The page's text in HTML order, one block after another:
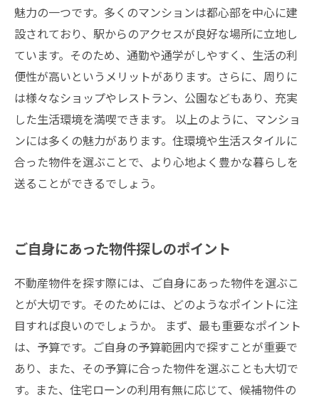
魅力の一つです。多くのマンションは都心部を中心に建
設されており、駅からのアクセスが良好な場所に立地し
ています。そのため、通勤や通学がしやすく、生活の利
便性が高いというメリットがあります。さらに、周りに
は様々なショップやレストラン、公園などもあり、充実
した生活環境を満喫できます。 以上のように、マンショ
ンには多くの魅力があります。住環境や生活スタイルに
合った物件を選ぶことで、より心地よく豊かな暮らしを
送ることができるでしょう。
ご自身にあった物件探しのポイント
不動産物件を探す際には、ご自身にあった物件を選ぶこ
とが大切です。そのためには、どのようなポイントに注
目すれば良いのでしょうか。 まず、最も重要なポイント
は、予算です。ご自身の予算範囲内で探すことが重要で
あり、また、その予算に合った物件を選ぶことも大切で
す。また、住宅ローンの利用有無に応じて、候補物件の